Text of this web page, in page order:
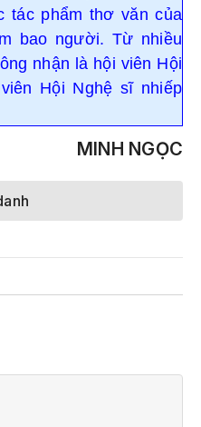
tác phẩm thơ văn của
bao người. Từ nhiều
nhận là hội viên Hội
Hội Nghệ sĩ nhiếp
MINH NGỌC